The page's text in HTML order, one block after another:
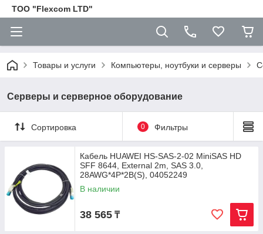
ТОО "Flexcom LTD"
Товары и услуги Компьютеры, ноутбуки и серверы
Серверы и серверное оборудование
Сортировка 0 Фильтры
Кабель HUAWEI HS-SAS-2-02 MiniSAS HD
SFF 8644, External 2m, SAS 3.0,
28AWG*4P*2B(S), 04052249
В наличии
38 565 ₸